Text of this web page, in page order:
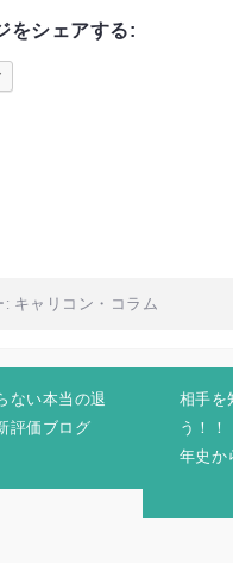
をシェアする:
: キャリコン ・ コラム
ない本当の退
価ブログ
相手を
う！
年史か